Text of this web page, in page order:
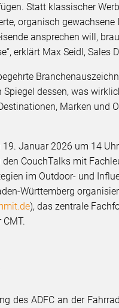
Statt klassischer
organisch
ansprechen will,
erklärt Max Seidl, Sales
dessen, was
Marken und
Januar 2026 um 14
CouchTalks mit
im Outdoor- und
Württemberg
), das zentrale
des ADFC an der